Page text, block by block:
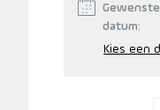
Gewenste
datum: